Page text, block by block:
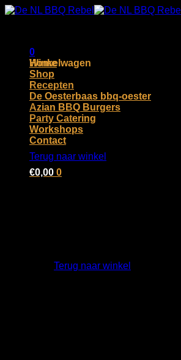
Ga
0
Winkelwagen
Geen producten in de winkelwagen.
Terug naar winkel
Home
Shop
Recepten
De Oesterbaas bbq-oester
Azian BBQ Burgers
Party Catering
Workshops
Contact
€0,00 0
Terug naar winkel